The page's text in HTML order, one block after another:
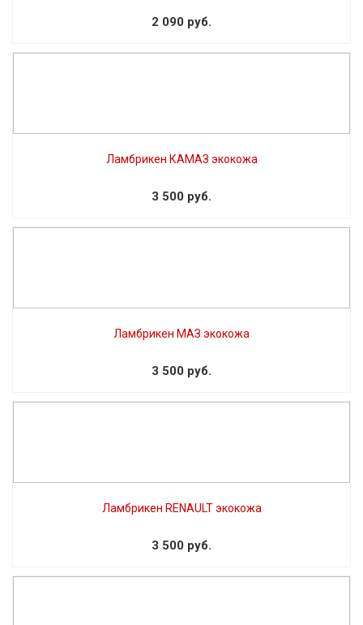
2 090 руб.
Ламбрикен КАМАЗ экокожа
3 500 руб.
Ламбрикен МАЗ экокожа
3 500 руб.
Ламбрикен RENAULT экокожа
3 500 руб.